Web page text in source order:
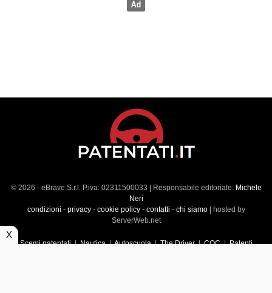
© 2026 - eBrave S.r.l. P.iva: 02311500033 | Responsabile editoriale: Michele
Neri
condizioni - privacy- cookie policy- contatti - chi siamo| hosted by
ServerWeb.net
Scemi patentati|Nautica|Autoscuola|The Driver|CQC|Patenti
X